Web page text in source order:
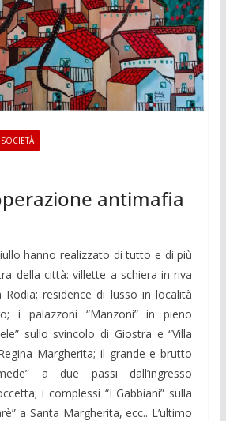
SOCIETÀ
antimafia
hanno realizzato di tutto e di più
della città: villette a schiera in riva
residence di lusso in località
i palazzoni “Manzoni” in pieno
sullo svincolo di Giostra e “Villa
Margherita; il grande e brutto
a due passi dall’ingresso
i complessi “I Gabbiani” sulla
a Santa Margherita, ecc.. L’ultimo